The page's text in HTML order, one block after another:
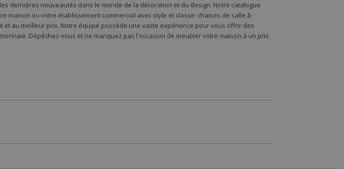
dernières nouveautés dans le monde de la décoration et du design. Notre catalogue
maison ou votre établissement commercial avec style et classe: chaises de salle à
et au meilleur prix. Notre équipe possède une vaste expérience pour vous offrir des
Dépêchez-vous et ne manquez pas l'occasion de meubler votre maison à un prix